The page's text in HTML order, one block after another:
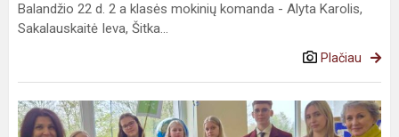
Balandžio 22 d. 2 a klasės mokinių komanda - Alyta Karolis,
Sakalauskaitė Ieva, Šitka...
Plačiau